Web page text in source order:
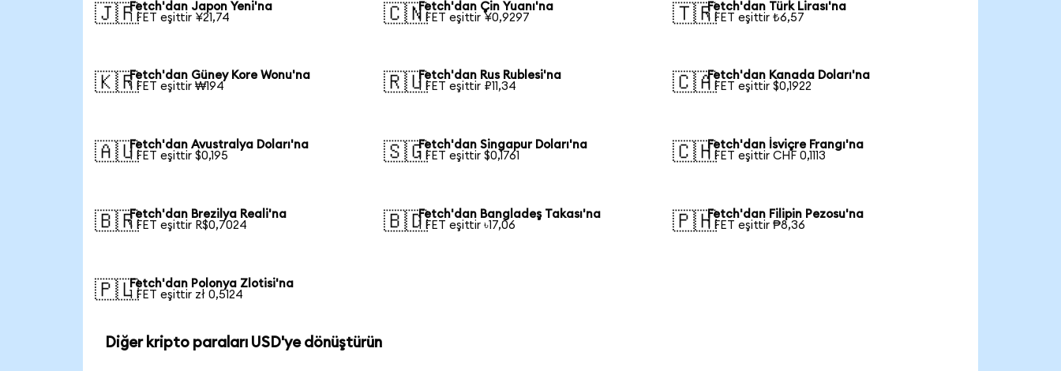
🇯🇵Fetch'dan Japon Yeni'na
1 FET eşittir ¥21,74
🇨🇳Fetch'dan Çin Yuanı'na
1 FET eşittir ¥0,9297
🇹🇷Fetch'dan Türk Lirası'na
1 FET eşittir ₺6,57
🇰🇷Fetch'dan Güney Kore Wonu'na
1 FET eşittir ₩194
🇷🇺Fetch'dan Rus Rublesi'na
1 FET eşittir ₽11,34
🇨🇦Fetch'dan Kanada Doları'na
1 FET eşittir $0,1922
🇦🇺Fetch'dan Avustralya Doları'na
1 FET eşittir $0,195
🇸🇬Fetch'dan Singapur Doları'na
1 FET eşittir $0,1761
🇨🇭Fetch'dan İsviçre Frangı'na
1 FET eşittir CHF 0,1113
🇧🇷Fetch'dan Brezilya Reali'na
1 FET eşittir R$0,7024
🇧🇩Fetch'dan Bangladeş Takası'na
1 FET eşittir ৳17,06
🇵🇭Fetch'dan Filipin Pezosu'na
1 FET eşittir ₱8,36
🇵🇱Fetch'dan Polonya Zlotisi'na
1 FET eşittir zł 0,5124
Diğer kripto paraları USD'ye dönüştürün